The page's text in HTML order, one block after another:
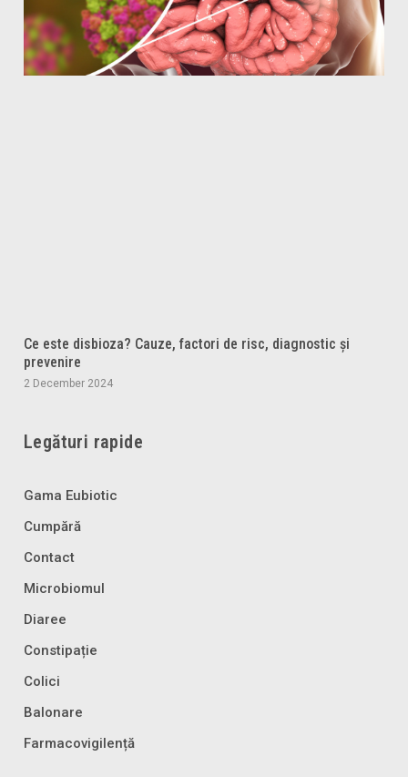
Ce este disbioza? Cauze, factori de risc, diagnostic și
prevenire
2 December 2024
Legături rapide
Gama Eubiotic
Cumpără
Contact
Microbiomul
Diaree
Constipație
Colici
Balonare
Farmacovigilență